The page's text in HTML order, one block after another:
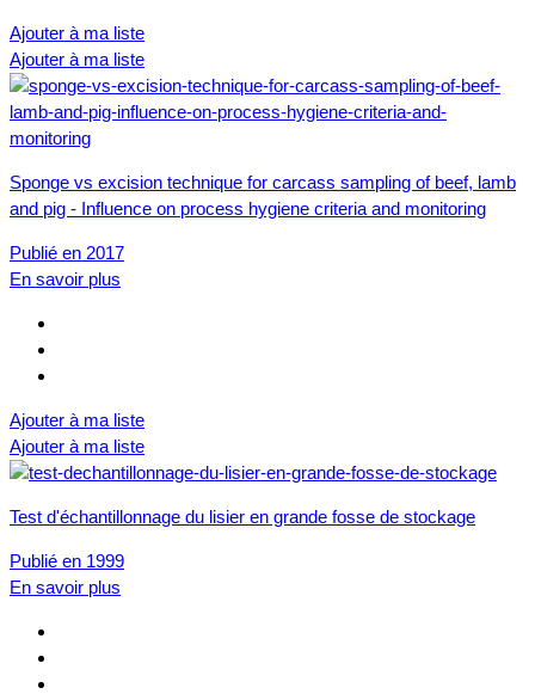
Ajouter à ma liste
Ajouter à ma liste
Sponge vs excision technique for carcass sampling of beef, lamb
and pig - Influence on process hygiene criteria and monitoring
Publié en 2017
En savoir plus
Ajouter à ma liste
Ajouter à ma liste
Test d'échantillonnage du lisier en grande fosse de stockage
Publié en 1999
En savoir plus